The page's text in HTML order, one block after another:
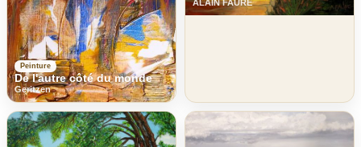
Peinture
De l'autre côté du monde
Geritzen
ALAIN FAURE